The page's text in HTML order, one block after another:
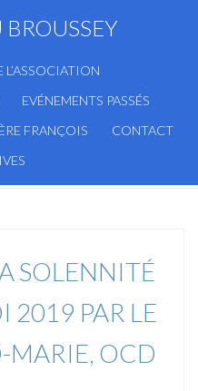
L’ASSOCIATION
EVÉNEMENTS PASSÉS
FRANÇOIS
CONTACT
SOLENNITÉ
2019 PAR LE
MARIE, OCD